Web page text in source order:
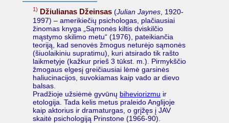
1) Džiulianas Džeinsas (Julian Jaynes , 1920-
1997) – amerikiečių psichologas, plačiausiai
žinomas knyga „Sąmonės kiltis dviskilčio
mąstymo skilimo metu“ (1976), pateikiančia
teoriją, kad senovės žmogus neturėjo sąmonės
(šiuolaikiniu supratimu), kuri atsirado tik rašto
laikmetyje (kažkur prieš 3 tūkst. m.). Pirmykščio
žmogaus elgesį greičiausiai lėmė garsinės
haliucinacijos, suvokiamas kaip vado ar dievo
balsas.
Pradžioje užsiėmė gyvūnų biheviorizmu ir
etologija. Tada kelis metus praleido Anglijoje
kaip aktorius ir dramaturgas, o grįžęs į JAV
skaitė psichologiją Prinstone (1966-90).